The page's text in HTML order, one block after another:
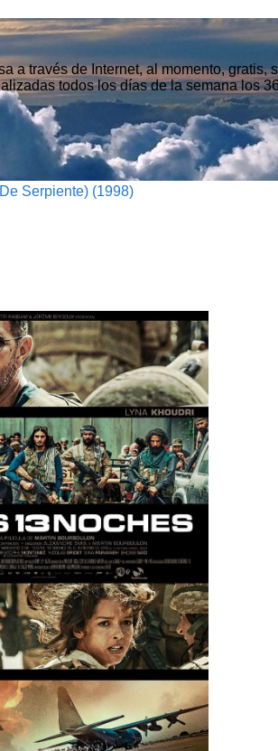
a través de Internet, al momento,
todos los días de la semana los
Serpiente) (1998)